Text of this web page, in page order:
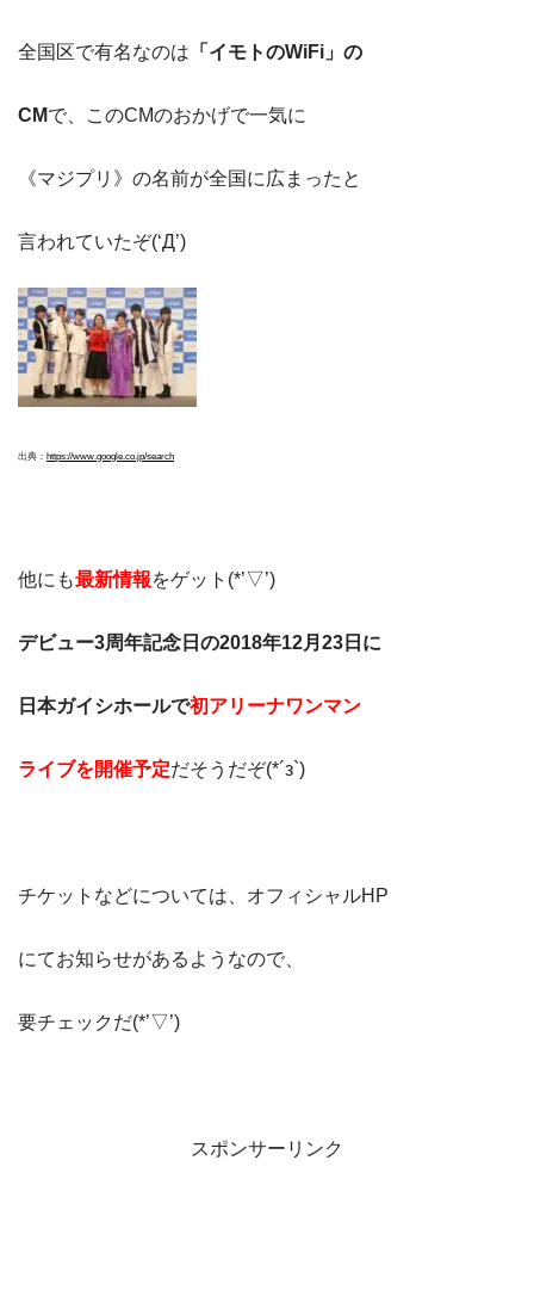
全国区で有名なのは 「イモトのWiFi」の
CMで、このCMのおかげで一気に
《マジプリ》の名前が全国に広まったと
言われていたぞ(‘Д’)
出典： https://www.google.co.jp/search
他にも最新情報をゲット(*’▽’)
デビュー3周年記念日の2018年12月23日に
日本ガイシホールで初アリーナワンマン
ライブを開催予定だそうだぞ(*´з`)
チケットなどについては、オフィシャルHP
にてお知らせがあるようなので、
要チェックだ(*’▽’)
スポンサーリンク